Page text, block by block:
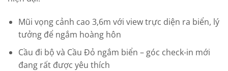
Mũi vọng cảnh cao 3,6m với view trực diện ra biển, lý
tưởng để ngắm hoàng hôn
Cầu đi bộ và Cầu Đỏ ngắm biển – góc check-in mới
đang rất được yêu thích